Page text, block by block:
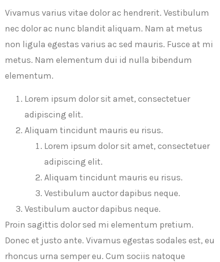
Vivamus varius vitae dolor ac hendrerit. Vestibulum
nec dolor ac nunc blandit aliquam. Nam at metus
non ligula egestas varius ac sed mauris. Fusce at mi
metus. Nam elementum dui id nulla bibendum
elementum.
Lorem ipsum dolor sit amet, consectetuer
adipiscing elit.
Aliquam tincidunt mauris eu risus.
Lorem ipsum dolor sit amet, consectetuer
adipiscing elit.
Aliquam tincidunt mauris eu risus.
Vestibulum auctor dapibus neque.
Vestibulum auctor dapibus neque.
Proin sagittis dolor sed mi elementum pretium.
Donec et justo ante. Vivamus egestas sodales est, eu
rhoncus urna semper eu. Cum sociis natoque